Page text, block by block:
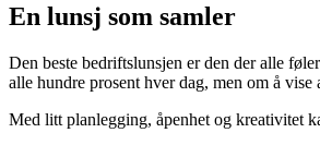
En lunsj som samler
Den beste bedriftslunsjen er den der alle
alle hundre prosent hver dag, men om å vise
Med litt planlegging, åpenhet og kreativitet